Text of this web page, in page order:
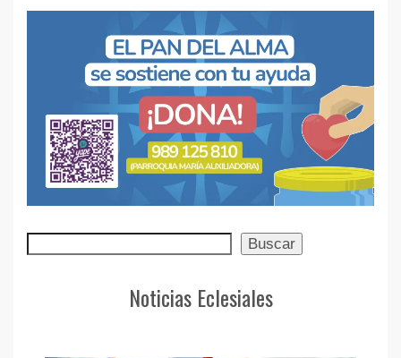
Buscar Buscar
Noticias Eclesiales